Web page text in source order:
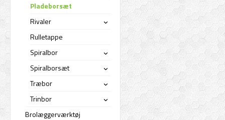
Pladeborsæt
Rivaler
›
Rulletappe
Spiralbor
›
Spiralborsæt ›
Træbor ›
Trinbor ›
Brolæggerværktøj